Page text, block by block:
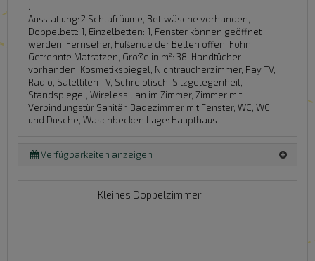
Ausstattung:2 Schlafräume, Bettwäsche vorhanden,
Doppelbett: 1, Einzelbetten: 1, Fenster können geöffnet
werden, Fernseher, Fußende der Betten offen, Föhn,
Getrennte Matratzen, Größe in m²: 38, Handtücher
vorhanden, Kosmetikspiegel, Nichtraucherzimmer, Pay TV,
Radio, Satelliten TV, Schreibtisch, Sitzgelegenheit,
Standspiegel, Wireless Lan im Zimmer, Zimmer mit
Verbindungstür Sanitär: Badezimmer mit Fenster, WC, WC
und Dusche, Waschbecken Lage: Haupthaus
Verfügbarkeiten anzeigen
Kleines Doppelzimmer